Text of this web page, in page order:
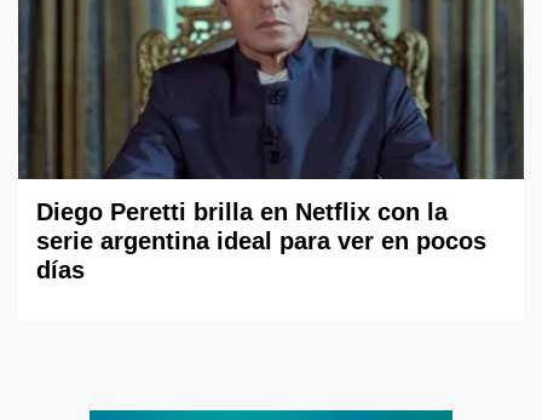
Diego Peretti brilla en Netflix con la
serie argentina ideal para ver en pocos
días